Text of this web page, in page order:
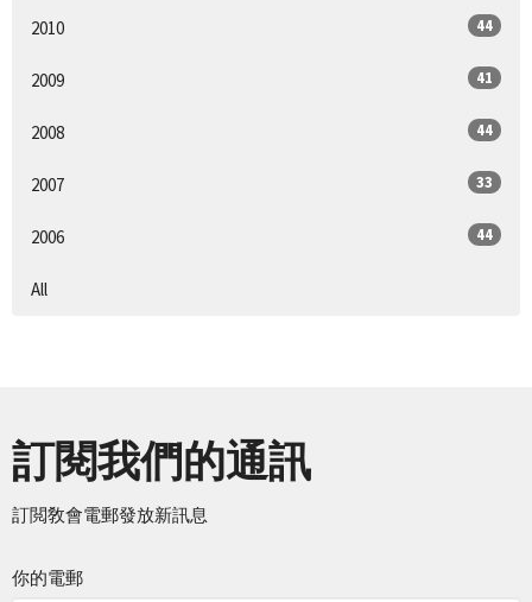
2010 44
2009 41
2008 44
2007 33
2006 44
All
訂閱我們的通訊
訂閲敎會電郵發放新訊息
你的電郵